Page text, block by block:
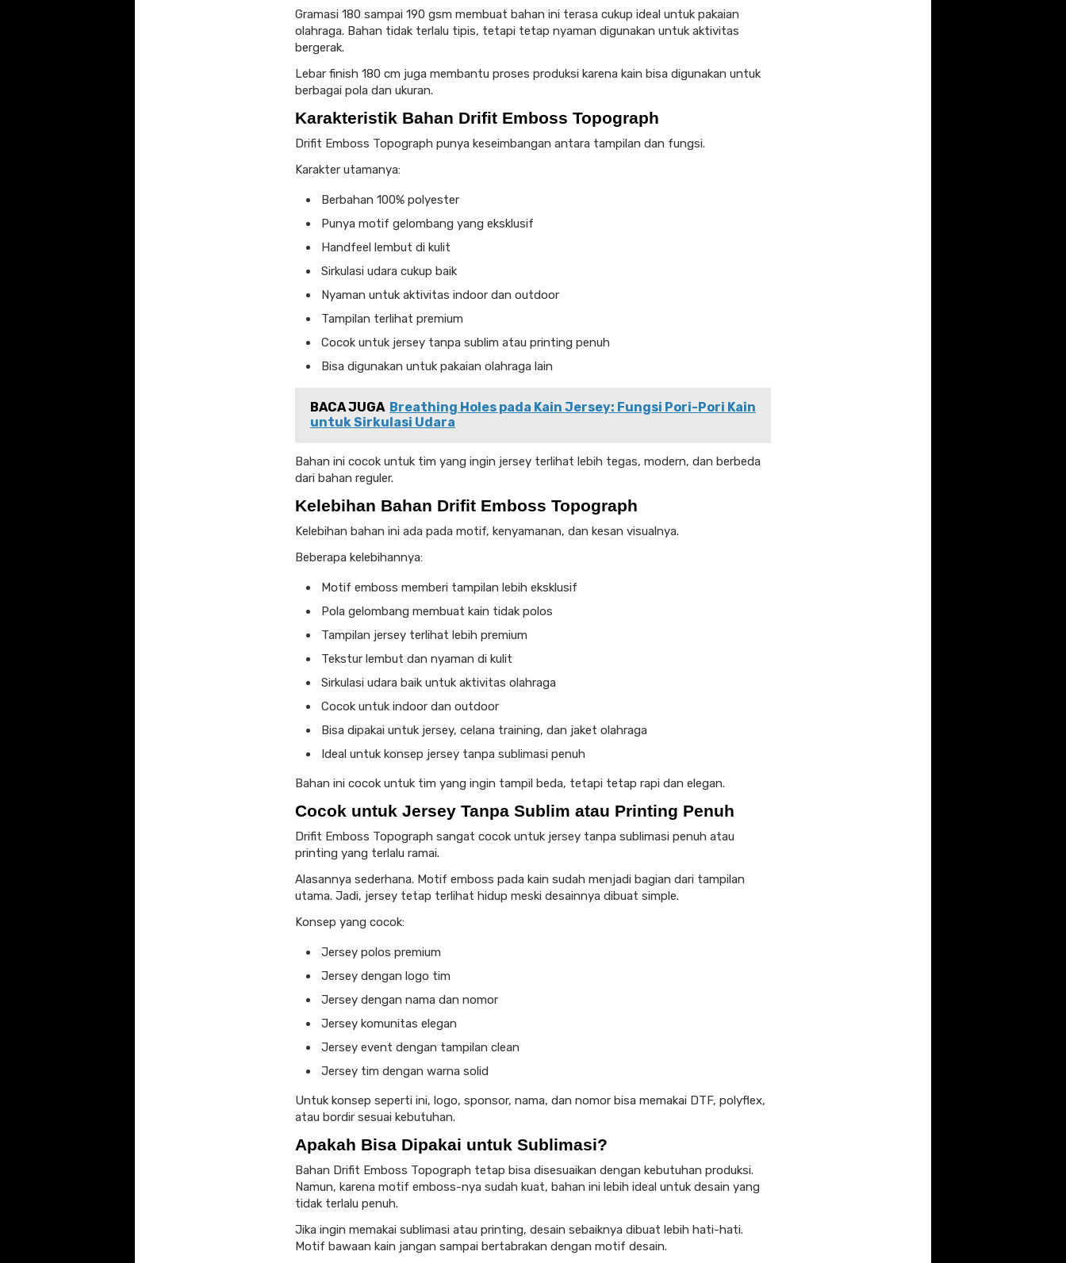
Gramasi 180 sampai 190 gsm membuat bahan ini terasa cukup ideal untuk pakaian
olahraga. Bahan tidak terlalu tipis, tetapi tetap nyaman digunakan untuk aktivitas
bergerak.
Lebar finish 180 cm juga membantu proses produksi karena kain bisa digunakan untuk
berbagai pola dan ukuran.
Karakteristik Bahan Drifit Emboss Topograph
Drifit Emboss Topograph punya keseimbangan antara tampilan dan fungsi.
Karakter utamanya:
Berbahan 100% polyester
Punya motif gelombang yang eksklusif
Handfeel lembut di kulit
Sirkulasi udara cukup baik
Nyaman untuk aktivitas indoor dan outdoor
Tampilan terlihat premium
Cocok untuk jersey tanpa sublim atau printing penuh
Bisa digunakan untuk pakaian olahraga lain
BACA JUGA Breathing Holes pada Kain Jersey: Fungsi Pori-Pori Kain
untuk Sirkulasi Udara
Bahan ini cocok untuk tim yang ingin jersey terlihat lebih tegas, modern, dan berbeda
dari bahan reguler.
Kelebihan Bahan Drifit Emboss Topograph
Kelebihan bahan ini ada pada motif, kenyamanan, dan kesan visualnya.
Beberapa kelebihannya:
Motif emboss memberi tampilan lebih eksklusif
Pola gelombang membuat kain tidak polos
Tampilan jersey terlihat lebih premium
Tekstur lembut dan nyaman di kulit
Sirkulasi udara baik untuk aktivitas olahraga
Cocok untuk indoor dan outdoor
Bisa dipakai untuk jersey, celana training, dan jaket olahraga
Ideal untuk konsep jersey tanpa sublimasi penuh
Bahan ini cocok untuk tim yang ingin tampil beda, tetapi tetap rapi dan elegan.
Cocok untuk Jersey Tanpa Sublim atau Printing Penuh
Drifit Emboss Topograph sangat cocok untuk jersey tanpa sublimasi penuh atau
printing yang terlalu ramai.
Alasannya sederhana. Motif emboss pada kain sudah menjadi bagian dari tampilan
utama. Jadi, jersey tetap terlihat hidup meski desainnya dibuat simple.
Konsep yang cocok:
Jersey polos premium
Jersey dengan logo tim
Jersey dengan nama dan nomor
Jersey komunitas elegan
Jersey event dengan tampilan clean
Jersey tim dengan warna solid
Untuk konsep seperti ini, logo, sponsor, nama, dan nomor bisa memakai DTF, polyflex,
atau bordir sesuai kebutuhan.
Apakah Bisa Dipakai untuk Sublimasi?
Bahan Drifit Emboss Topograph tetap bisa disesuaikan dengan kebutuhan produksi.
Namun, karena motif emboss-nya sudah kuat, bahan ini lebih ideal untuk desain yang
tidak terlalu penuh.
Jika ingin memakai sublimasi atau printing, desain sebaiknya dibuat lebih hati-hati.
Motif bawaan kain jangan sampai bertabrakan dengan motif desain.